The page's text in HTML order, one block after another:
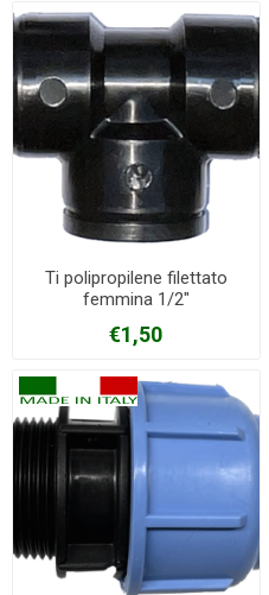
Ti polipropilene filettato
femmina 1/2"
€1,50